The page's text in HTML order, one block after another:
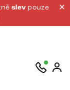
slev pouze